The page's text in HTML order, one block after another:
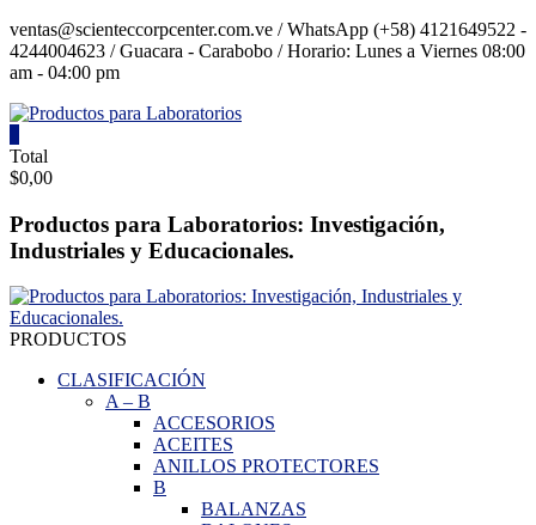
Saltar
contenido
ventas@scienteccorpcenter.com.ve / WhatsApp (+58) 4121649522 -
4244004623 / Guacara - Carabobo / Horario: Lunes a Viernes 08:00
am - 04:00 pm
Productos
para
Laboratorios
Investigación,
y
Educacionales.
Total
$0,00
Productos para Laboratorios: Investigación,
Industriales y Educacionales.
PRODUCTOS
CLASIFICACIÓN
A– B
ACCESORIOS
ACEITES
ANILLOS PROTECTORES
B
BALANZAS